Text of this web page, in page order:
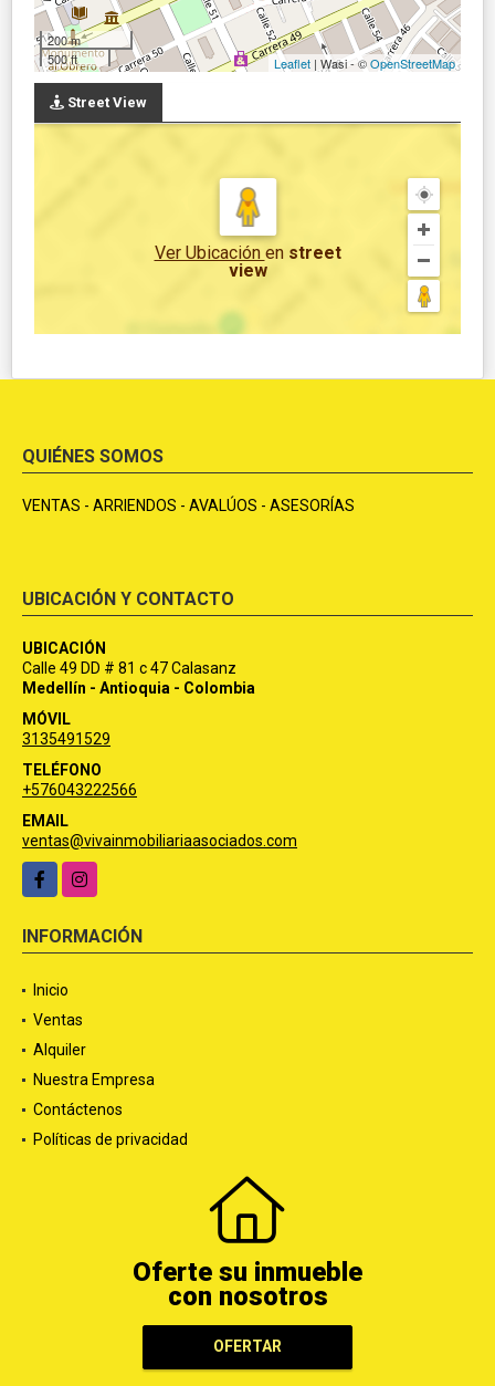
200 m
500 ft
Leaflet | Wasi - ©OpenStreetMap
Street View
Ver Ubicación en street
view
QUIÉNES SOMOS
VENTAS - ARRIENDOS - AVALÚOS - ASESORÍAS
UBICACIÓN Y CONTACTO
UBICACIÓN
Calle 49 DD # 81 c 47 Calasanz
Medellín - Antioquia - Colombia
MÓVIL
3135491529
TELÉFONO
+576043222566
EMAIL
ventas@vivainmobiliariaasociados.com
FacebookInstagram
INFORMACIÓN
Inicio
Ventas
Alquiler
Nuestra Empresa
Contáctenos
Políticas de privacidad
Oferte su inmueble
con nosotros
OFERTAR